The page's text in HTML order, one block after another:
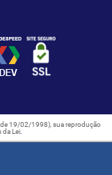
de 19/02/1998), sua reprodução
da Lei